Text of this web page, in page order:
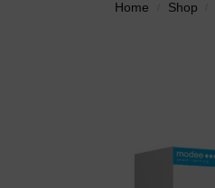
Home Shop